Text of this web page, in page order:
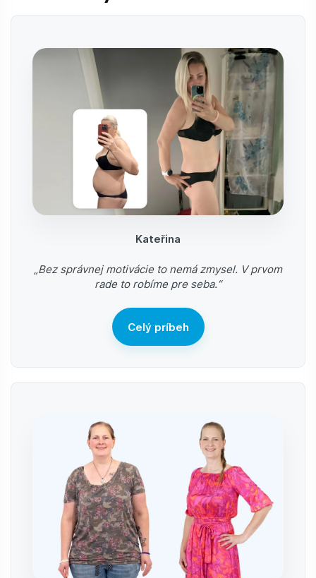
Kateřina
„Bez správnej motivácie to nemá zmysel. V prvom
rade to robíme pre seba.“
Celý príbeh